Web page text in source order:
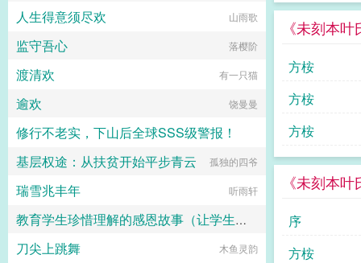
《未刻本
方桉
方桉
方桉
《未刻本
序
方桉
高峰。...
人生得意须尽欢 山雨歌
监守吾心 落樱阶
渡清欢 有一只猫
逾欢 饶曼曼
修行不老实，下山后全球SSS级警报！
叶少华
基层权途：从扶贫开始平步青云 孤独的四爷
瑞雪兆丰年 听雨轩
教育学生珍惜理解的感恩故事（让学生受益一生的故事）
李占强 主编
刀尖上跳舞 木鱼灵韵